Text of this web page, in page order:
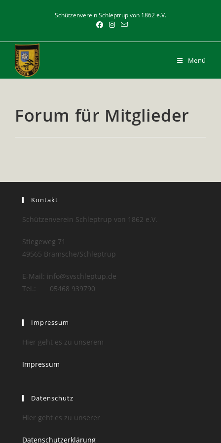
Schützenverein Schleptrup von 1862 e.V.
Menü
Forum für Mitglieder
Kontakt
Schützenverein Schleptrup von 1862 e.V.
Stiegeweg 71
49565 Bramsche/Schleptrup
E-Mail: info@svschleptup.de
Tel.: 05468 939790
Impressum
Hier geht es zu unserem
Impressum
Datenschutz
Hier geht es zu unserer
Datenschutzerklärung